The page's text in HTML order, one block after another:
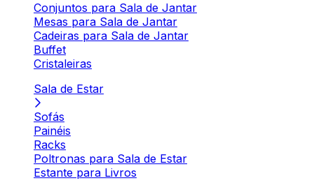
Conjuntos para Sala de Jantar
Mesas para Sala de Jantar
Cadeiras para Sala de Jantar
Buffet
Cristaleiras
Sala de Estar
Sofás
Painéis
Racks
Poltronas para Sala de Estar
Estante para Livros